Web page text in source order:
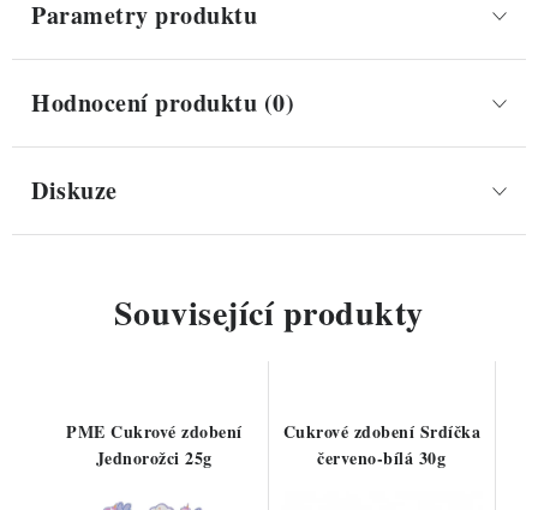
Parametry produktu
Hodnocení produktu (0)
Diskuze
Související produkty
PME Cukrové zdobení
Jednorožci 25g
Cukrové zdobení Srdíčka
červeno-bílá 30g